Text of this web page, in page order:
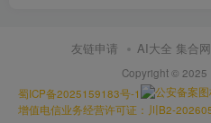
友链申请 AI大全 集合
Copyright © 2025 ·
蜀ICP备2025159183号-1
增值电信业务经营许可证：川B2-